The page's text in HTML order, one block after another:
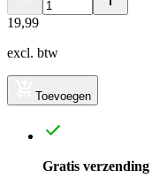
19,99
excl. btw
Toevoegen
Gratis verzending